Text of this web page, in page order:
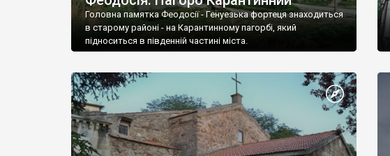
Головна памятка Феодосії - Генуезька фортеця знаходиться
в старому районі - на Карантинному пагорбі, який
підноситься в південній частині міста.